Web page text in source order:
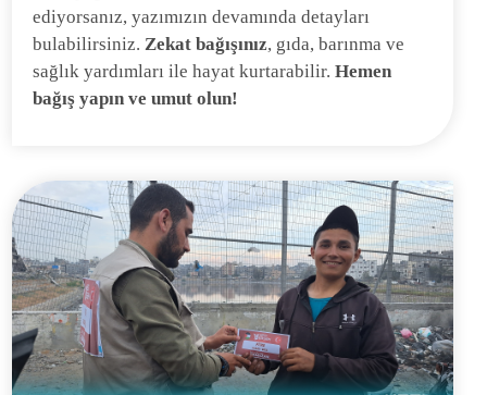
ediyorsanız, yazımızın devamında detayları
bulabilirsiniz. Zekat bağışınız, gıda, barınma ve
sağlık yardımları ile hayat kurtarabilir.Hemen
bağış yapın ve umut olun!